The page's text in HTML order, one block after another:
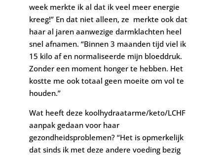
week merkte ik al dat ik veel meer energie
kreeg!” En dat niet alleen, ze merkte ook dat
haar al jaren aanwezige darmklachten heel
snel afnamen. “Binnen 3 maanden tijd viel ik
15 kilo af en normaliseerde mijn bloeddruk.
Zonder een moment honger te hebben. Het
kostte me ook totaal geen moeite om vol te
houden.”
Wat heeft deze koolhydraatarme/keto/LCHF
aanpak gedaan voor haar
gezondheidsproblemen? “Het is opmerkelijk
dat sinds ik met deze andere voeding bezig